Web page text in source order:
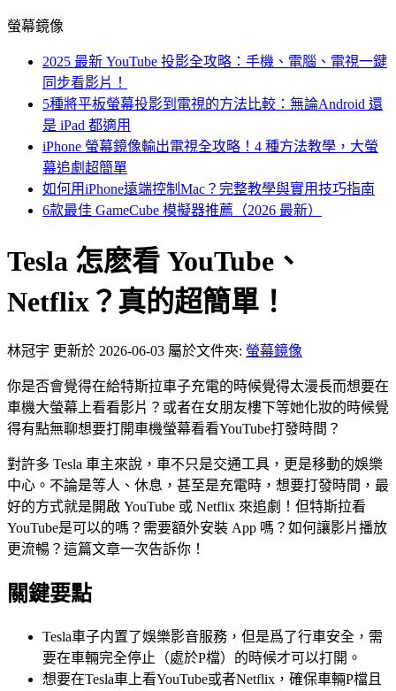
螢幕鏡像
2025 最新 YouTube 投影全攻略：手機、電腦、電視一鍵
同步看影片！
5種將平板螢幕投影到電視的方法比較：無論Android 還
是 iPad 都適用
iPhone 螢幕鏡像輸出電視全攻略！4 種方法教學，大螢
幕追劇超簡單
如何用iPhone遠端控制Mac？完整教學與實用技巧指南
6款最佳 GameCube 模擬器推薦（2026 最新）
Tesla 怎麽看 YouTube、
Netflix？真的超簡單！
林冠宇 更新於 2026-06-03 屬於文件夾: 螢幕鏡像
你是否會覺得在給特斯拉車子充電的時候覺得太漫長而想要在
車機大螢幕上看看影片？或者在女朋友樓下等她化妝的時候覺
得有點無聊想要打開車機螢幕看看YouTube打發時間？
對許多 Tesla 車主來說，車不只是交通工具，更是移動的娛樂
中心。不論是等人、休息，甚至是充電時，想要打發時間，最
好的方式就是開啟 YouTube 或 Netflix 來追劇！但特斯拉看
YouTube是可以的嗎？需要額外安裝 App 嗎？如何讓影片播放
更流暢？這篇文章一次告訴你！
關鍵要點
Tesla車子内置了娛樂影音服務，但是爲了行車安全，需
要在車輛完全停止（處於P檔）的時候才可以打開。
想要在Tesla車上看YouTube或者Netflix，確保車輛P檔且